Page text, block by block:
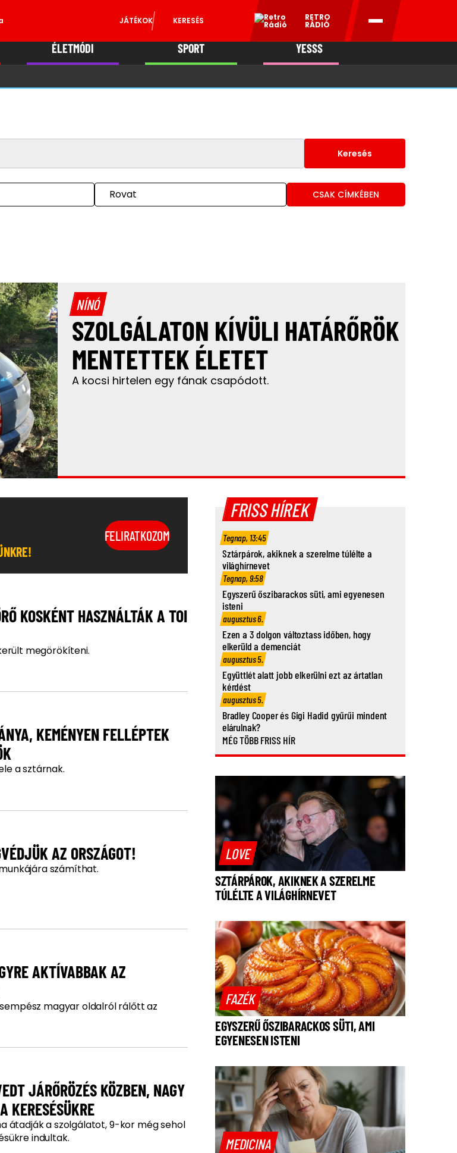
JÁTÉKOK KERESÉS RETRO
RÁDIÓ
ÉLETMÓDI SPORT YESSS
Keresés
Rovat CSAK CÍMKÉBEN
NÍNÓ
SZOLGÁLATON KÍVÜLI HATÁRŐRÖK
MENTETTEK ÉLETET
A kocsi hirtelen egy fának csapódott.
FELIRATKOZOM
KOSKÉNT HASZNÁLTÁK A TOI
megörökíteni.
KEMÉNYEN FELLÉPTEK
a sztárnak.
AZ ORSZÁGOT!
számíthat.
AKTÍVABBAK AZ
magyar oldalról rálőtt az
JÁRŐRÖZÉS KÖZBEN, NAGY
KERESÉSÜKRE
átadják a szolgálatot, 9-kor még sehol
indultak.
FRISS HÍREK
Tegnap, 13:45
Sztárpárok, akiknek a szerelme túlélte a
világhírnevet
Tegnap, 9:58
Egyszerű őszibarackos süti, ami egyenesen
isteni
augusztus 6.
Ezen a 3 dolgon változtass időben, hogy
elkerüld a demenciát
augusztus 5.
Együttlét alatt jobb elkerülni ezt az ártatlan
kérdést
augusztus 5.
Bradley Cooper és Gigi Hadid gyűrűi mindent
elárulnak?
MÉG TÖBB FRISS HÍR
LOVE
SZTÁRPÁROK, AKIKNEK A SZERELME
TÚLÉLTE A VILÁGHÍRNEVET
FAZÉK
EGYSZERŰ ŐSZIBARACKOS SÜTI, AMI
EGYENESEN ISTENI
MEDICINA